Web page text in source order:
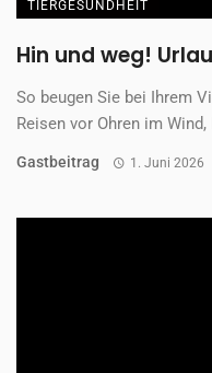
TIERGESUNDHEIT
Hin und weg!
So beugen Sie bei Ihrem
Reisen vor Ohren im
Gastbeitrag 1. Juni 2026